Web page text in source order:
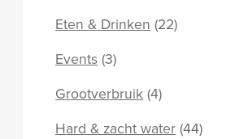
Eten & Drinken (22)
Events (3)
Grootverbruik (4)
Hard & zacht water (44)